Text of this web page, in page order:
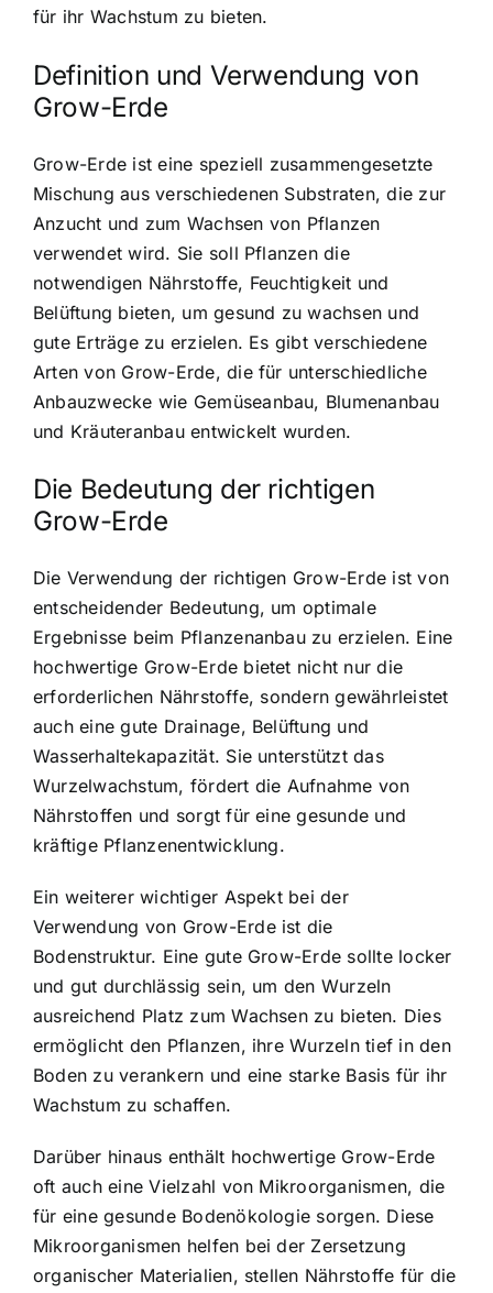
für ihr Wachstum zu bieten.
Definition und Verwendung von
Grow-Erde
Grow-Erde ist eine speziell zusammengesetzte
Mischung aus verschiedenen Substraten, die zur
Anzucht und zum Wachsen von Pflanzen
verwendet wird. Sie soll Pflanzen die
notwendigen Nährstoffe, Feuchtigkeit und
Belüftung bieten, um gesund zu wachsen und
gute Erträge zu erzielen. Es gibt verschiedene
Arten von Grow-Erde, die für unterschiedliche
Anbauzwecke wie Gemüseanbau, Blumenanbau
und Kräuteranbau entwickelt wurden.
Die Bedeutung der richtigen
Grow-Erde
Die Verwendung der richtigen Grow-Erde ist von
entscheidender Bedeutung, um optimale
Ergebnisse beim Pflanzenanbau zu erzielen. Eine
hochwertige Grow-Erde bietet nicht nur die
erforderlichen Nährstoffe, sondern gewährleistet
auch eine gute Drainage, Belüftung und
Wasserhaltekapazität. Sie unterstützt das
Wurzelwachstum, fördert die Aufnahme von
Nährstoffen und sorgt für eine gesunde und
kräftige Pflanzenentwicklung.
Ein weiterer wichtiger Aspekt bei der
Verwendung von Grow-Erde ist die
Bodenstruktur. Eine gute Grow-Erde sollte locker
und gut durchlässig sein, um den Wurzeln
ausreichend Platz zum Wachsen zu bieten. Dies
ermöglicht den Pflanzen, ihre Wurzeln tief in den
Boden zu verankern und eine starke Basis für ihr
Wachstum zu schaffen.
Darüber hinaus enthält hochwertige Grow-Erde
oft auch eine Vielzahl von Mikroorganismen, die
für eine gesunde Bodenökologie sorgen. Diese
Mikroorganismen helfen bei der Zersetzung
organischer Materialien, stellen Nährstoffe für die